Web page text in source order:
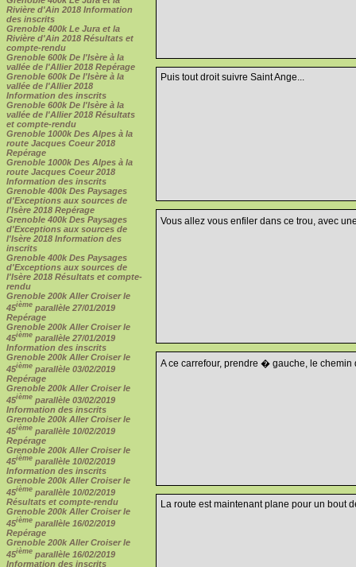
Rivière d'Ain 2018 Information
des inscrits
Grenoble 400k Le Jura et la
Rivière d'Ain 2018 Résultats et
compte-rendu
Grenoble 600k De l'Isère à la
vallée de l'Allier 2018 Repérage
Grenoble 600k De l'Isère à la
vallée de l'Allier 2018
Information des inscrits
Grenoble 600k De l'Isère à la
vallée de l'Allier 2018 Résultats
et compte-rendu
Grenoble 1000k Des Alpes à la
route Jacques Coeur 2018
Repérage
Grenoble 1000k Des Alpes à la
route Jacques Coeur 2018
Information des inscrits
Grenoble 400k Des Paysages
d'Exceptions aux sources de
l'Isère 2018 Repérage
Grenoble 400k Des Paysages
d'Exceptions aux sources de
l'Isère 2018 Information des
inscrits
Grenoble 400k Des Paysages
d'Exceptions aux sources de
l'Isère 2018 Résultats et compte-
rendu
Grenoble 200k Aller Croiser le
45ième parallèle 27/01/2019
Repérage
Grenoble 200k Aller Croiser le
45ième parallèle 27/01/2019
Information des inscrits
Grenoble 200k Aller Croiser le
45ième parallèle 03/02/2019
Repérage
Grenoble 200k Aller Croiser le
45ième parallèle 03/02/2019
Information des inscrits
Grenoble 200k Aller Croiser le
45ième parallèle 10/02/2019
Repérage
Grenoble 200k Aller Croiser le
45ième parallèle 10/02/2019
Information des inscrits
Grenoble 200k Aller Croiser le
45ième parallèle 10/02/2019
Résultats et compte-rendu
Grenoble 200k Aller Croiser le
45ième parallèle 16/02/2019
Repérage
Grenoble 200k Aller Croiser le
45ième parallèle 16/02/2019
Information des inscrits
Puis tout droit suivre Saint Ange...
Vous allez vous enfiler dans ce trou, avec
A ce carrefour, prendre � gauche, le
La route est maintenant plane pour un bout